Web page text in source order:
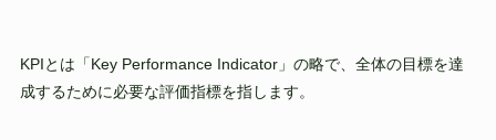
KPIとは「Key Performance Indicator」の略で、全体の目標を達
成するために必要な評価指標を指します。